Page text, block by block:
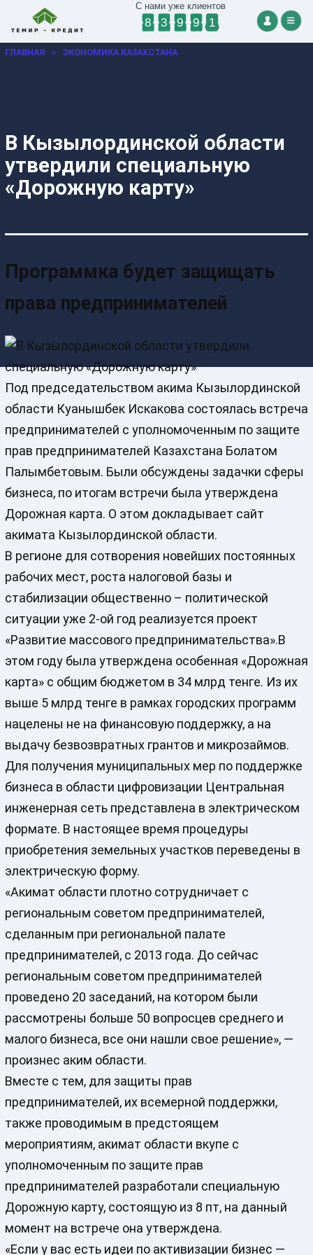
С нами уже клиентов
8 3 9 9 1
ГЛАВНАЯ » ЭКОНОМИКА КАЗАХСТАНА
В Кызылординской области
утвердили специальную
«Дорожную карту»
Программка будет защищать
права предпринимателей
Под председательством акима Кызылординской
области Куанышбек Искакова состоялась встреча
предпринимателей с уполномоченным по защите
прав предпринимателей Казахстана Болатом
Палымбетовым. Были обсуждены задачки сферы
бизнеса, по итогам встречи была утверждена
Дорожная карта. О этом докладывает сайт
акимата Кызылординской области.
В регионе для сотворения новейших постоянных
рабочих мест, роста налоговой базы и
стабилизации общественно – политической
ситуации уже 2-ой год реализуется проект
«Развитие массового предпринимательства».В
этом году была утверждена особенная «Дорожная
карта» с общим бюджетом в 34 млрд тенге. Из их
выше 5 млрд тенге в рамках городских программ
нацелены не на финансовую поддержку, а на
выдачу безвозвратных грантов и микрозаймов.
Для получения муниципальных мер по поддержке
бизнеса в области цифровизации Центральная
инженерная сеть представлена в электрическом
формате. В настоящее время процедуры
приобретения земельных участков переведены в
электрическую форму.
«Акимат области плотно сотрудничает с
региональным советом предпринимателей,
сделанным при региональной палате
предпринимателей, с 2013 года. До сейчас
региональным советом предпринимателей
проведено 20 заседаний, на котором были
рассмотрены больше 50 вопросцев среднего и
малого бизнеса, все они нашли свое решение», —
произнес аким области.
Вместе с тем, для защиты прав
предпринимателей, их всемерной поддержки,
также проводимым в предстоящем
мероприятиям, акимат области вкупе с
уполномоченным по защите прав
предпринимателей разработали специальную
Дорожную карту, состоящую из 8 пт, на данный
момент на встрече она утверждена.
«Если у вас есть идеи по активизации бизнес —